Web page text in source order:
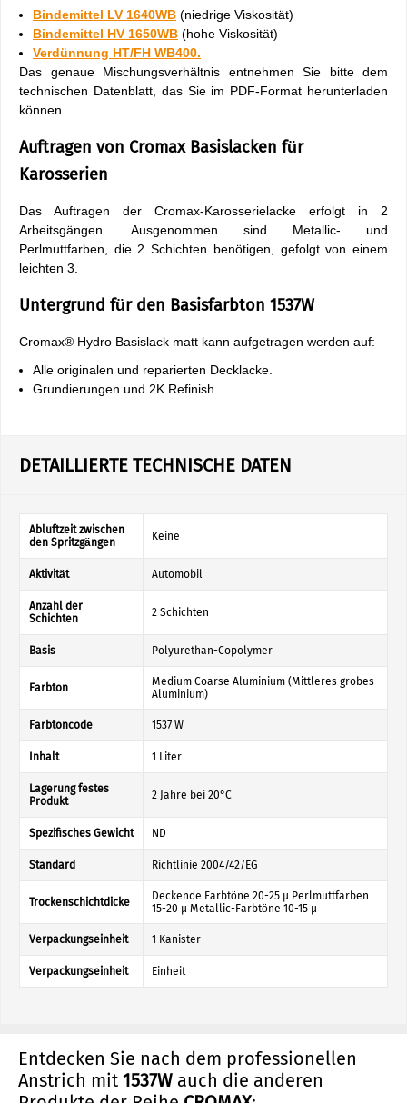
Bindemittel LV 1640WB (niedrige Viskosität)
Bindemittel HV 1650WB (hohe Viskosität)
Verdünnung HT/FH WB400.
Das genaue Mischungsverhältnis entnehmen Sie bitte dem
technischen Datenblatt, das Sie im PDF-Format herunterladen
können.
Auftragen von Cromax Basislacken für
Karosserien
Das Auftragen der Cromax-Karosserielacke erfolgt in 2
Arbeitsgängen. Ausgenommen sind Metallic- und
Perlmuttfarben, die 2 Schichten benötigen, gefolgt von einem
leichten 3.
Untergrund für den Basisfarbton 1537W
Cromax® Hydro Basislack matt kann aufgetragen werden auf:
Alle originalen und reparierten Decklacke.
Grundierungen und 2K Refinish.
DETAILLIERTE TECHNISCHE DATEN
Abluftzeit zwischen
den Spritzgängen
Keine
Aktivität Automobil
Anzahl der
Schichten
2 Schichten
Basis Polyurethan-Copolymer
Farbton
Medium Coarse Aluminium (Mittleres grobes
Aluminium)
Farbtoncode 1537 W
Inhalt 1 Liter
Lagerung festes
Produkt
2 Jahre bei 20°C
Spezifisches Gewicht ND
Standard Richtlinie 2004/42/EG
Trockenschichtdicke
Deckende Farbtöne 20-25 µ Perlmuttfarben
15-20 µ Metallic-Farbtöne 10-15 µ
Verpackungseinheit 1 Kanister
Verpackungseinheit Einheit
Entdecken Sie nach dem professionellen
Anstrich mit 1537W auch die anderen